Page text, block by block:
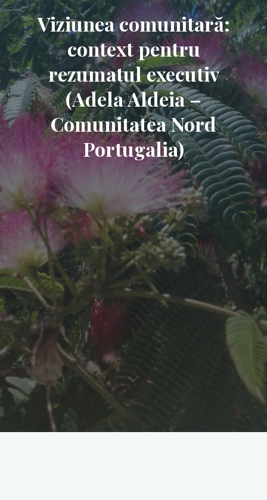
Viziunea comunitară:
context pentru
rezumatul executiv
(Adela Aldeia –
Comunitatea Nord
Portugalia)